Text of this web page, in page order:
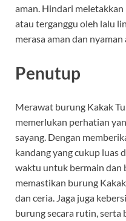
aman. Hindari
atau terganggu oleh lalu
merasa aman dan
Penutup
Merawat burung Kakak
memerlukan perhatian
sayang. Dengan
kandang yang cukup luas
waktu untuk bermain dan
memastikan burung
dan ceria. Jaga juga
burung secara rutin, serta